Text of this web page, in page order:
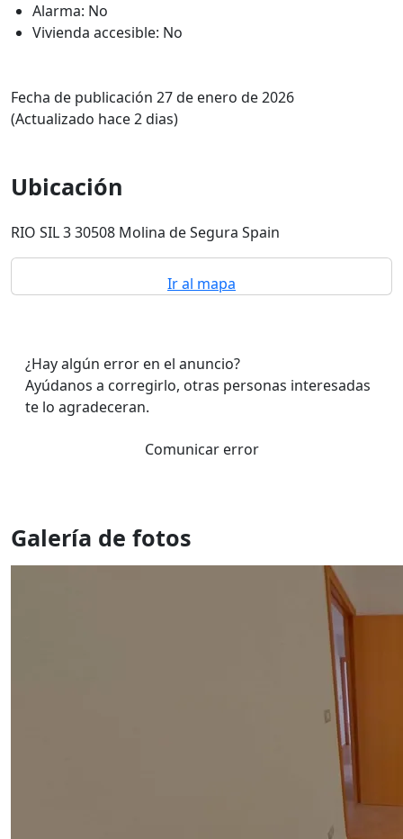
Alarma: No
Vivienda accesible: No
Fecha de publicación 27 de enero de 2026
(Actualizado hace 2 dias)
Ubicación
RIO SIL 3 30508 Molina de Segura Spain
Ir al mapa
¿Hay algún error en el anuncio?
Ayúdanos a corregirlo, otras personas interesadas
te lo agradeceran.
Comunicar error
Galería de fotos